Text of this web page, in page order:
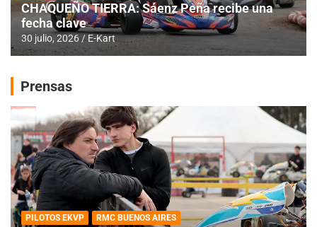
CHAQUEÑO TIERRA: Sáenz Peña recibe una
fecha clave
30 julio, 2026 E-Kart
Prensas
PILOTOS EKVP RMC BUENOS AIRES